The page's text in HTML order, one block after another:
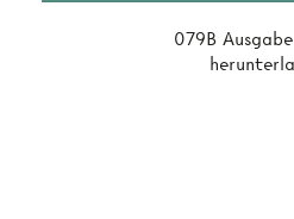
079B